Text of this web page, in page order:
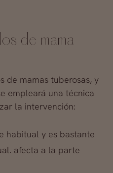
de mama
de mamas tuberosas, y
empleará una técnica
la intervención:
habitual y es bastante
afecta a la parte